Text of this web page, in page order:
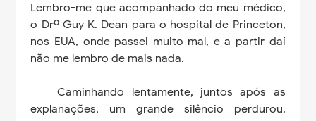
Lembro-me que acompanhado do meu médico,
o Drº Guy K. Dean para o hospital de Princeton,
nos EUA, onde passei muito mal, e a partir daí
não me lembro de mais nada.
Caminhando lentamente, juntos após as
explanações, um grande silêncio perdurou.